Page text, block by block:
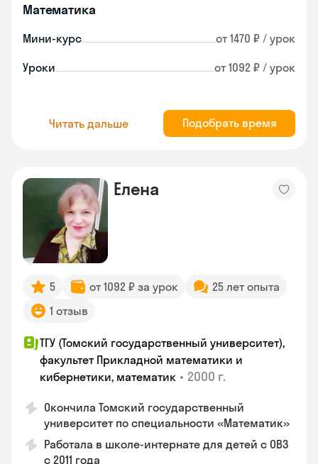
Математика
Мини-курс от 1470 ₽ / урок
Уроки от 1092 ₽ / урок
Читать дальше Подобрать время
Елена
5 от 1092 ₽ за урок
25 лет опыта
1 отзыв
ТГУ (Томский государственный университет),
факультет Прикладной математики и
кибернетики, математик • 2000 г.
Окончила Томский государственный
университет по специальности «Математик»
Работала в школе-интернате для детей с ОВЗ
с 2011 года